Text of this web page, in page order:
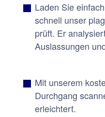
Laden Sie
schnell unser
prüft. Er
Auslassungen
Mit unserem
Durchgang
erleichtert.